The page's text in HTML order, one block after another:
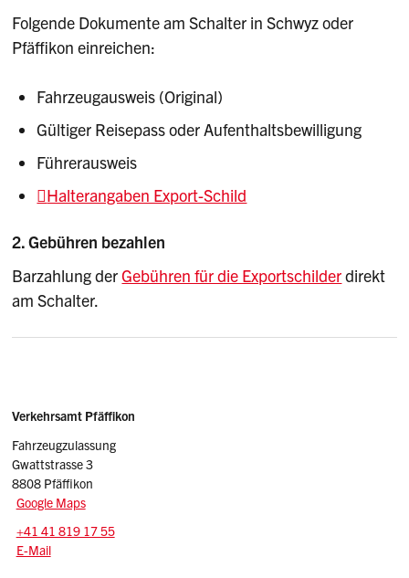
Folgende Dokumente am Schalter in Schwyz oder
Pfäffikon einreichen:
Fahrzeugausweis (Original)
Gültiger Reisepass oder Aufenthaltsbewilligung
Führerausweis
Halterangaben Export-Schild
2. Gebühren bezahlen
Barzahlung derGebühren für die Exportschilderdirekt
am Schalter.
Sidebar
Adressen
Verkehrsamt Pfäffikon
Fahrzeugzulassung
Gwattstrasse 3
8808 Pfäffikon
Google Maps
Tel.:
+41 41 819 17 55
E-Mail: adminpf.vasz
E-Mail